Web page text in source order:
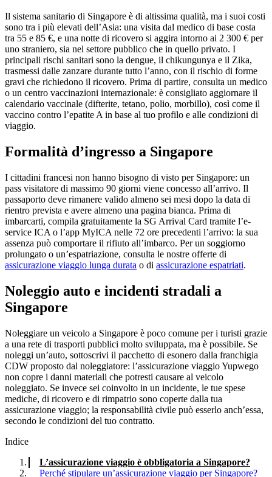
Il sistema sanitario di Singapore è di altissima qualità, ma i suoi costi
sono tra i più elevati dell’Asia: una visita dal medico di base costa
tra 55 e 85 €, e una notte di ricovero si aggira intorno ai 2 300 € per
uno straniero, sia nel settore pubblico che in quello privato. I
principali rischi sanitari sono la dengue, il chikungunya e il Zika,
trasmessi dalle zanzare durante tutto l’anno, con il rischio di forme
gravi che richiedono il ricovero. Prima di partire, consulta un medico
o un centro vaccinazioni internazionale: è consigliato aggiornare il
calendario vaccinale (difterite, tetano, polio, morbillo), così come il
vaccino contro l’epatite A in base al tuo profilo e alle condizioni di
viaggio.
Formalità d’ingresso a Singapore
I cittadini francesi non hanno bisogno di visto per Singapore: un
pass visitatore di massimo 90 giorni viene concesso all’arrivo. Il
passaporto deve rimanere valido almeno sei mesi dopo la data di
rientro prevista e avere almeno una pagina bianca. Prima di
imbarcarti, compila gratuitamente la SG Arrival Card tramite l’e-
service ICA o l’app MyICA nelle 72 ore precedenti l’arrivo: la sua
assenza può comportare il rifiuto all’imbarco. Per un soggiorno
prolungato o un’espatriazione, consulta le nostre offerte di
assicurazione viaggio lunga durata o di assicurazione espatriati.
Noleggio auto e incidenti stradali a
Singapore
Noleggiare un veicolo a Singapore è poco comune per i turisti grazie
a una rete di trasporti pubblici molto sviluppata, ma è possibile. Se
noleggi un’auto, sottoscrivi il pacchetto di esonero dalla franchigia
CDW proposto dal noleggiatore: l’assicurazione viaggio Yupwego
non copre i danni materiali che potresti causare al veicolo
noleggiato. Se invece sei coinvolto in un incidente, le tue spese
mediche, di ricovero e di rimpatrio sono coperte dalla tua
assicurazione viaggio; la responsabilità civile può esserlo anch’essa,
secondo le condizioni del tuo contratto.
Indice
L’assicurazione viaggio è obbligatoria a Singapore?
Perché stipulare un’assicurazione viaggio per Singapore?